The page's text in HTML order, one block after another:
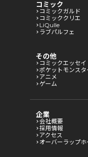
コミック
コミックガルド
コミッククリエ
LiQulle
ラブパルフェ
その他
コミックエッセイ
ポケットモンスタ
アニメ
ゲーム
企業
会社概要
採用情報
アクセス
オーバーラップ